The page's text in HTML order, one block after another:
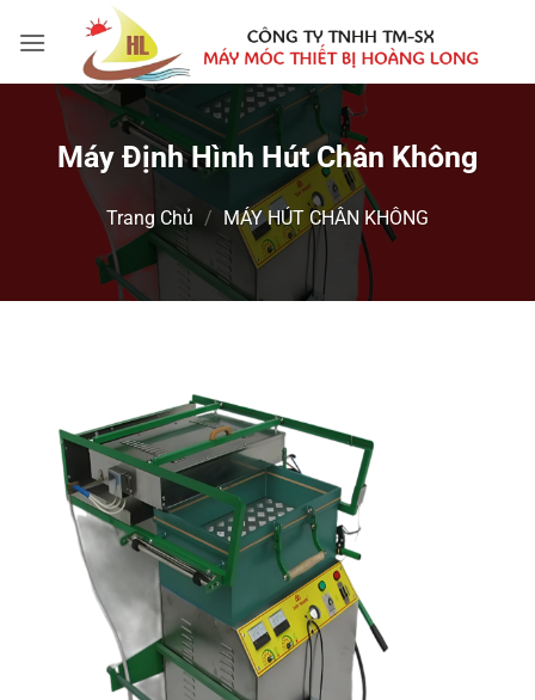
qua
Máy Định Hình Hút Chân Không
Trang Chủ / MÁY HÚT CHÂN KHÔNG